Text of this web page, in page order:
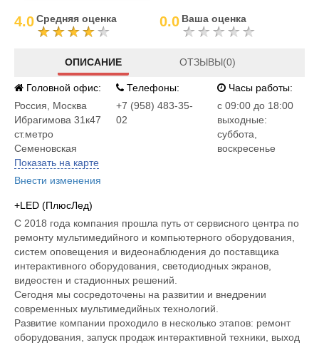
4.0Средняя оценка 0.0 Ваша оценка
ОПИСАНИЕ ОТЗЫВЫ(0)
Головной офис:
Россия
Москва
Ибрагимова 31к47
ст.метро
Семеновская
Показать на карте
Внести изменения
Телефоны:
+7 (958) 483-35-
02
Часы работы:
c 09:00 до 18:00
выходные:
суббота,
воскресенье
+LED (ПлюсЛед)
С 2018 года компания прошла путь от сервисного центра по
ремонту мультимедийного и компьютерного оборудования,
систем оповещения и видеонаблюдения до поставщика
интерактивного оборудования, светодиодных экранов,
видеостен и стадионных решений.
Сегодня мы сосредоточены на развитии и внедрении
современных мультимедийных технологий.
Развитие компании проходило в несколько этапов: ремонт
оборудования, запуск продаж интерактивной техники, выход